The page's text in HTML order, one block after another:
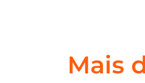
Mais